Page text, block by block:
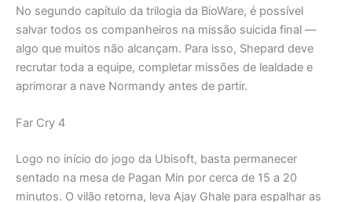
No segundo capítulo da trilogia da BioWare, é possível
salvar todos os companheiros na missão suicida final —
algo que muitos não alcançam. Para isso, Shepard deve
recrutar toda a equipe, completar missões de lealdade e
aprimorar a nave Normandy antes de partir.
Far Cry 4
Logo no início do jogo da Ubisoft, basta permanecer
sentado na mesa de Pagan Min por cerca de 15 a 20
minutos. O vilão retorna, leva Ajay Ghale para espalhar as